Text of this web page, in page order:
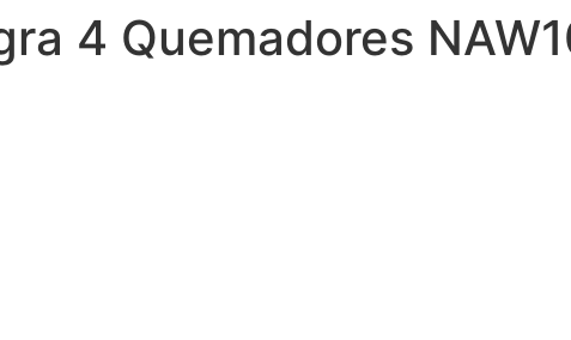
4 Quemadores